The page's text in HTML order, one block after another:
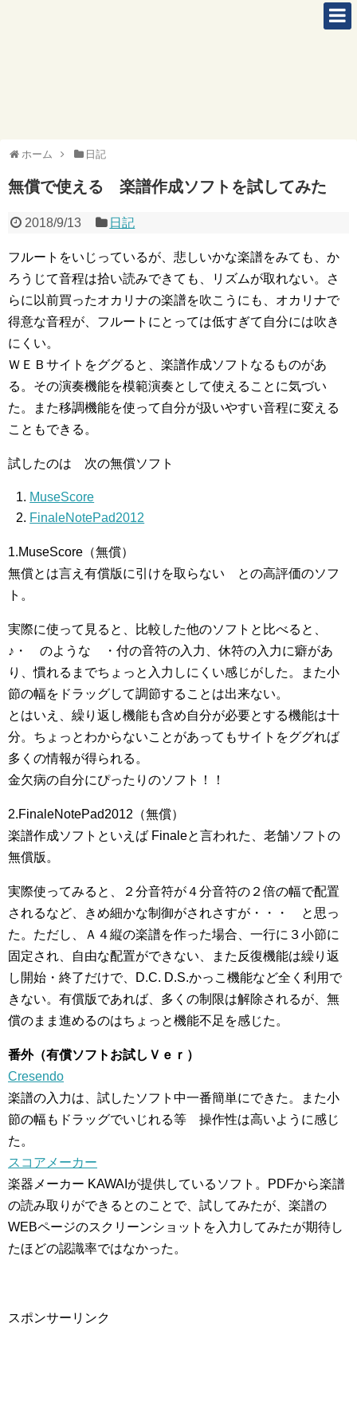
ホーム 日記
無償で使える 楽譜作成ソフトを試してみた
2018/9/13 日記
フルートをいじっているが、悲しいかな楽譜をみても、か
ろうじて音程は拾い読みできても、リズムが取れない。さ
らに以前買ったオカリナの楽譜を吹こうにも、オカリナで
得意な音程が、フルートにとっては低すぎて自分には吹き
にくい。
ＷＥＢサイトをググると、楽譜作成ソフトなるものがあ
る。その演奏機能を模範演奏として使えることに気づい
た。また移調機能を使って自分が扱いやすい音程に変える
こともできる。
試したのは 次の無償ソフト
MuseScore
FinaleNotePad2012
1.MuseScore（無償）
無償とは言え有償版に引けを取らない との高評価のソフ
ト。
実際に使って見ると、比較した他のソフトと比べると、
♪・ のような ・付の音符の入力、休符の入力に癖があ
り、慣れるまでちょっと入力しにくい感じがした。また小
節の幅をドラッグして調節することは出来ない。
とはいえ、繰り返し機能も含め自分が必要とする機能は十
分。ちょっとわからないことがあってもサイトをググれば
多くの情報が得られる。
金欠病の自分にぴったりのソフト！！
2.FinaleNotePad2012（無償）
楽譜作成ソフトといえば Finaleと言われた、老舗ソフトの
無償版。
実際使ってみると、２分音符が４分音符の２倍の幅で配置
されるなど、きめ細かな制御がされさすが・・・ と思っ
た。ただし、Ａ４縦の楽譜を作った場合、一行に３小節に
固定され、自由な配置ができない、また反復機能は繰り返
し開始・終了だけで、D.C. D.S.かっこ機能など全く利用で
きない。有償版であれば、多くの制限は解除されるが、無
償のまま進めるのはちょっと機能不足を感じた。
番外（有償ソフトお試しＶｅｒ）
Cresendo
楽譜の入力は、試したソフト中一番簡単にできた。また小
節の幅もドラッグでいじれる等 操作性は高いように感じ
た。
スコアメーカー
楽器メーカー KAWAIが提供しているソフト。PDFから楽譜
の読み取りができるとのことで、試してみたが、楽譜の
WEBページのスクリーンショットを入力してみたが期待し
たほどの認識率ではなかった。
スポンサーリンク